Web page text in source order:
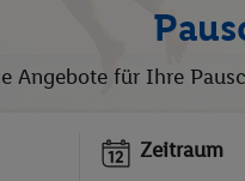
Angebote für Ihre
Zeitraum